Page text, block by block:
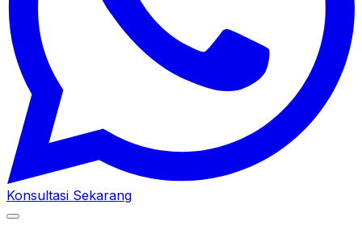
Konsultasi Sekarang